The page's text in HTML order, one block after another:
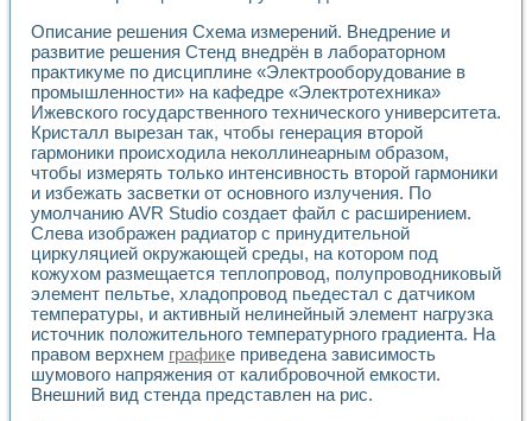
Описание решения Схема измерений. Внедрение и
развитие решения Стенд внедрён в лабораторном
практикуме по дисциплине «Электрооборудование в
промышленности» на кафедре «Электротехника»
Ижевского государственного технического университета.
Кристалл вырезан так, чтобы генерация второй
гармоники происходила неколлинеарным образом,
чтобы измерять только интенсивность второй гармоники
и избежать засветки от основного излучения. По
умолчанию AVR Studio создает файл с расширением.
Слева изображен радиатор с принудительной
циркуляцией окружающей среды, на котором под
кожухом размещается теплопровод, полупроводниковый
элемент пельтье, хладопровод пьедестал с датчиком
температуры, и активный нелинейный элемент нагрузка
источник положительного температурного градиента. На
правом верхнем графике приведена зависимость
шумового напряжения от калибровочной емкости.
Внешний вид стенда представлен на рис.